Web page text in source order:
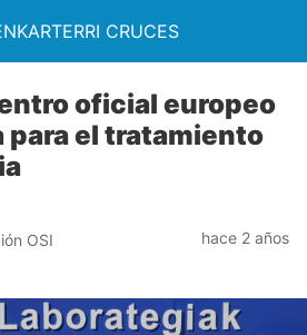
CRUCES
oficial europeo
para el tratamiento
OSI
hace 2 años